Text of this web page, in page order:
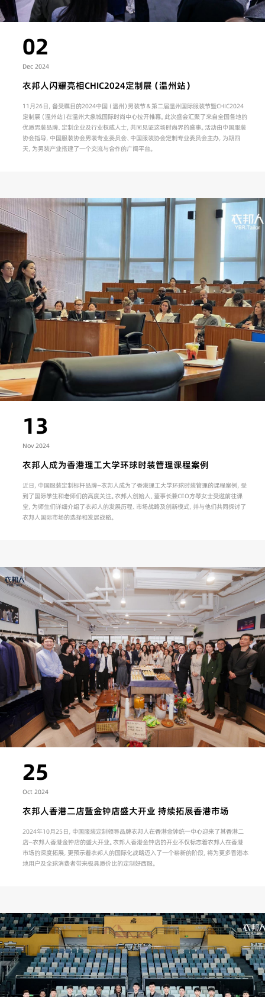
02
Dec 2024
衣邦人闪耀亮相CHIC2024定制展（温州站）
11月26日，备受瞩目的2024中国（温州）男装节＆第二届温州国际服装节暨CHIC2024
定制展（温州站）在温州大象城国际时尚中心拉开帷幕。此次盛会汇聚了来自全国各地的
优质男装品牌、定制企业及行业权威人士，共同见证这场时尚界的盛事。活动由中国服装
协会指导，中国服装协会男装专业委员会、中国服装协会定制专业委员会主办，为期四
天，为男装产业搭建了一个交流与合作的广阔平台。
13
Nov 2024
衣邦人成为香港理工大学环球时装管理课程案例
近日，中国服装定制标杆品牌—衣邦人成为了香港理工大学环球时装管理的课程案例，受
到了国际学生和老师们的高度关注。衣邦人创始人、董事长兼CEO方琴女士受邀前往课
堂，为师生们详细介绍了衣邦人的发展历程、市场战略及创新模式，并与他们共同探讨了
衣邦人国际市场的选择和发展战略。
25
Oct 2024
衣邦人香港二店暨金钟店盛大开业 持续拓展香港市场
2024年10月25日，中国服装定制领导品牌衣邦人在香港金钟统一中心迎来了其香港二
店—衣邦人香港金钟店的盛大开业。衣邦人香港金钟店的开业不仅标志着衣邦人在香港
市场的深度拓展，更预示着衣邦人的国际化战略迈入了一个崭新的阶段，将为更多香港本
地用户及全球消费者带来极具质价比的定制好西服。